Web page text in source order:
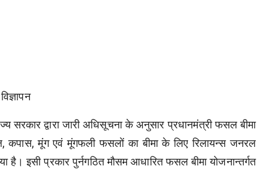
विज्ञापन
सरकार द्वारा जारी अधिसूचना के अनुसार प्रधानमंत्री फसल बीमा
कपास, मूंग एवं मूंगफली फसलों का बीमा के लिए रिलायन्स जनरल
इसी प्रकार पुर्नगठित मौसम आधारित फसल बीमा योजनान्तर्गत